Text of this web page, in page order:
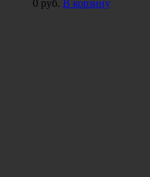
0 руб. В корзину